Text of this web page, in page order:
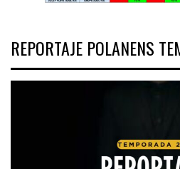
REPORTAJE POLANENS